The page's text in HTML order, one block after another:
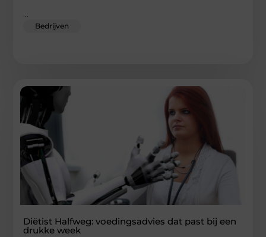
...
Bedrijven
Diëtist Halfweg: voedingsadvies dat past bij een
drukke week